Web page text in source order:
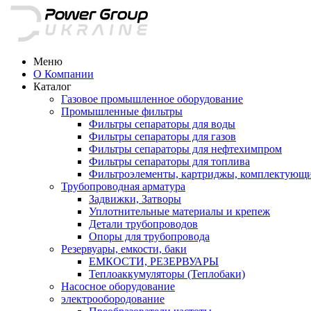
Меню
О Компании
Каталог
Газовое промышленное оборудование
Промышленные фильтры
Фильтры сепараторы для воды
Фильтры сепараторы для газов
Фильтры сепараторы для нефтехимпром
Фильтры сепараторы для топлива
Фильтроэлементы, картриджы,
Трубопроводная арматура
Задвижки, Затворы
Уплотнительные материалы и крепеж
Детали трубопроводов
Опоры для трубопровода
Резервуары, емкости, баки
ЕМКОСТИ, РЕЗЕРВУАРЫ
Теплоаккумуляторы (Теплобаки)
Насосное оборудование
электрообородование